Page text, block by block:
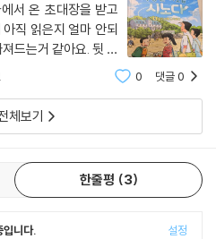
럼 덮쳐 오는 재앙에서 시노다 가족은
다신의 팔은 어디에 있을지, 함께 온
며 읽다 보면 이야기의 즐거움을 맛보
지 국내 출간!
즈!
산케이 아동출판문화상 등 수많은 상
속 출간되고 있는 인기 시리즈로, 가
서 온 초대장을 받고
직 읽은지 얼마 안되
드는거 같아요. 뒷 이
0 댓글0
체보기
한줄평 3
입니다. 설정